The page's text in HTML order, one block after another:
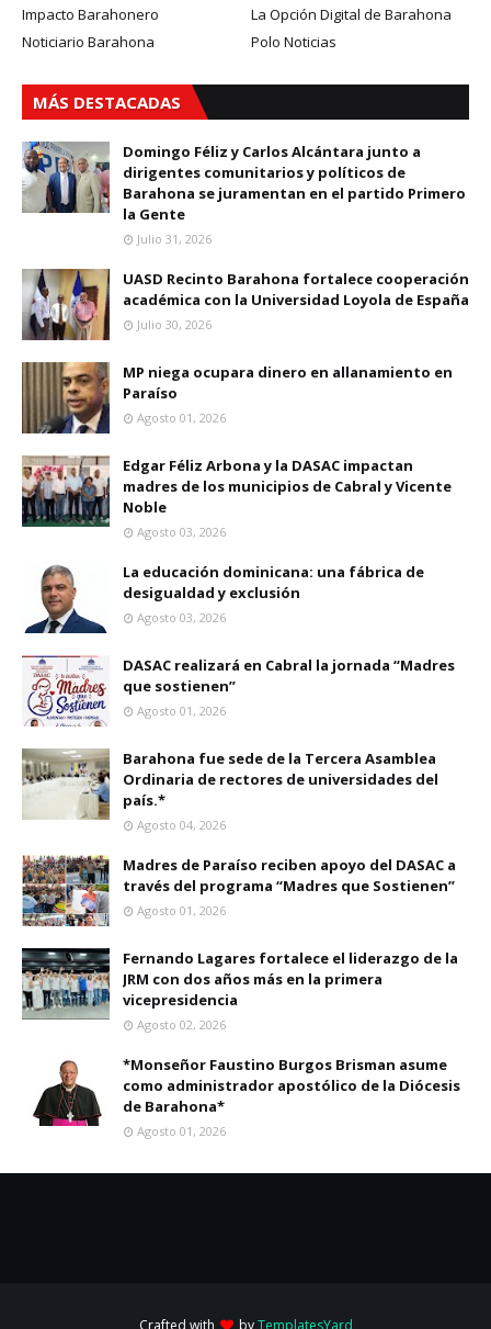
Impacto Barahonero
La Opción Digital de Barahona
Noticiario Barahona
Polo Noticias
MÁS DESTACADAS
Domingo Féliz y Carlos Alcántara junto a
dirigentes comunitarios y políticos de
Barahona se juramentan en el partido Primero
la Gente
Julio 31, 2026
UASD Recinto Barahona fortalece cooperación
académica con la Universidad Loyola de España
Julio 30, 2026
MP niega ocupara dinero en allanamiento en
Paraíso
Agosto 01, 2026
Edgar Féliz Arbona y la DASAC impactan
madres de los municipios de Cabral y Vicente
Noble
Agosto 03, 2026
La educación dominicana: una fábrica de
desigualdad y exclusión
Agosto 03, 2026
DASAC realizará en Cabral la jornada “Madres
que sostienen”
Agosto 01, 2026
Barahona fue sede de la Tercera Asamblea
Ordinaria de rectores de universidades del
país.*
Agosto 04, 2026
Madres de Paraíso reciben apoyo del DASAC a
través del programa “Madres que Sostienen”
Agosto 01, 2026
Fernando Lagares fortalece el liderazgo de la
JRM con dos años más en la primera
vicepresidencia
Agosto 02, 2026
*Monseñor Faustino Burgos Brisman asume
como administrador apostólico de la Diócesis
de Barahona*
Agosto 01, 2026
Crafted with byTemplatesYard